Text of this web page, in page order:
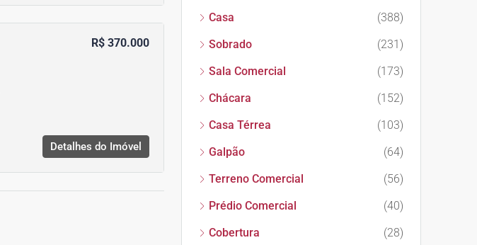
R$ 370.000
Detalhes do Imóvel
Casa
(388)
Sobrado
(231)
Sala Comercial
(173)
Chácara
(152)
Casa Térrea
(103)
Galpão
(64)
Terreno Comercial
(56)
Prédio Comercial
(40)
Cobertura
(28)